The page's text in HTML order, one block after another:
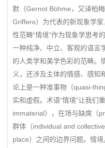
默（Gernot Böhme，又译柏
Griffero）为代表的新现象学
性范畴“情境”作为现象学思考
一种纯净、中立、客观的语言
的人类学和美学色彩的范畴。
义，还涉及主体的情感、感知
论上是一种准事物（quasi-
实和虚假。术语“情境”让我们
immaterial），在场与缺席（
群体（individual and
place）之间的边界问题。情